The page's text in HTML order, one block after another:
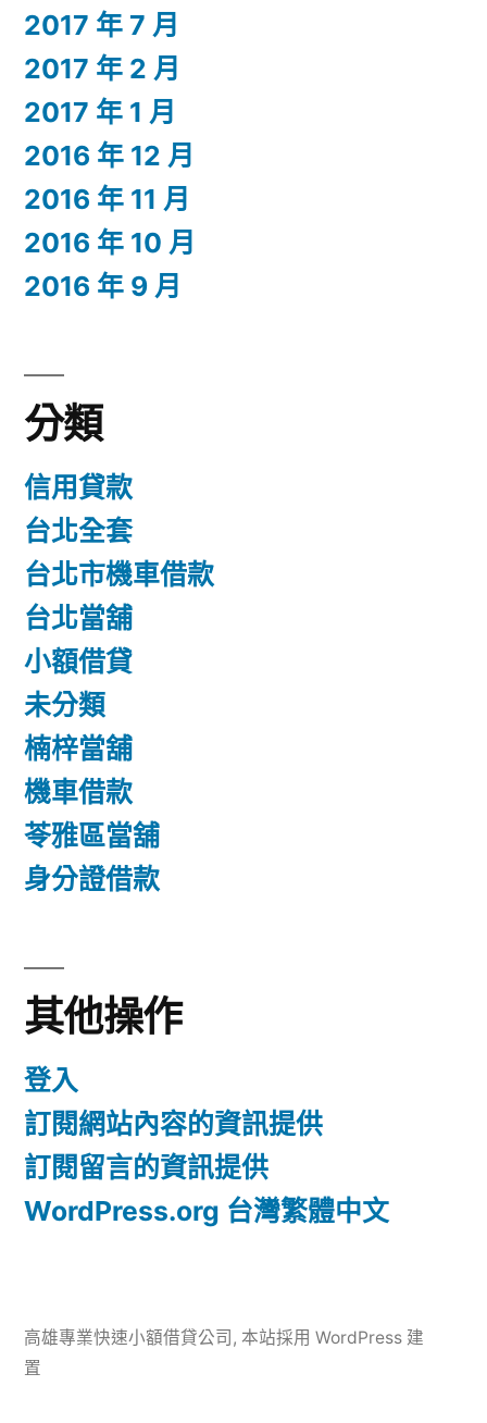
2017 年 7 月
2017 年 2 月
2017 年 1 月
2016 年 12 月
2016 年 11 月
2016 年 10 月
2016 年 9 月
分類
信用貸款
台北全套
台北市機車借款
台北當舖
小額借貸
未分類
楠梓當舖
機車借款
苓雅區當舖
身分證借款
其他操作
登入
訂閱網站內容的資訊提供
訂閱留言的資訊提供
WordPress.org 台灣繁體中文
高雄專業快速小額借貸公司 , 本站採用 WordPress 建
置